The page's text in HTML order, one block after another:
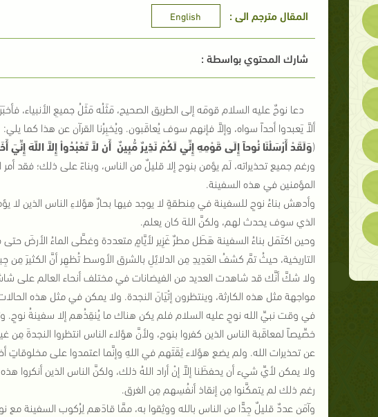
المقال مترجم الى : English
شارك المحتوي بواسطة :
دعا نوحٌ عليه السلام قومَه إلى الطريق الصحيح، مَثَلُه مَثَلُ جميعِ الأنبياء،
ألاَّ يَعبدوا أحداً سواه، وإلاَّ فإنهم سوف يُعاقَبون. ويُخبِرُنا القرآن عن هذا كما يلي:
(وَلَقَدْ أَرْسَلْنَا نُوحاً إِلَى قَوْمِهِ إِنِّي لَكُمْ نَذِيرٌ مُّبِينٌ أَن لاَّ تَعْبُدُواْ إِلاَّ اللّهَ
ورغم جميع تحذيراته، لَم يؤمن بنوح إلا قليلٌ من الناس، وبناءً على ذلك؛ فقد
المؤمنين في هذه السفينة.
وأدهش بناءُ نوحٍ للسفينة في مِنطقةٍ لا يوجد فيها بحارٌ هؤلاءِ الناس الذين لا
الذي سوف يحدث لهم، ولكنَّ اللهَ كان يعلم.
وحين اكتَمَل بناءُ السفينة هَطَل مطرٌ غَزِير لأيَّامٍ متعددة وغطَّى الماءُ الأرضَ
التاريخية، حيثُ تمَّ كشفُ العَدِيدِ مِن الدلائِلِ بالشرق الأوسط تُظهِر أنَّ الكثيرَ مِن
ولا شكَّ أنَّك قد شاهدت العديد من الفيضانات في مختلف أنحاء العالم على
مواجهة مثل هذه الكارثة، وينتظرون إتْيَانَ النجدة. ولا يمكن في مثل هذه الحالات
في وقت نبيِّ الله نوحٍ عليه السلام فلم يكن هناك ما يُنقِذُهم إلا سفينةُ نوحٍ.
خصِّيصاً لمعاقَبة الناس الذين كفروا بنوح، ولأنَّ هؤلاء الناس انتظروا النجدةَ مِن
عن تحذيرات الله. ولم يضع هؤلاء ثِقَتَهم في اللهِ وإنَّما اعتمدوا على مخلوقاتٍ
ولا يمكن لأيِّ شيء أن يحفظَنا إلاَّ إنْ أراد اللهُ ذلك، ولكنَّ الناس الذين أنكروا
رغم ذلك لم يتمكَّنوا مِن إنقاذ أنفُسِهم مِن الغرق.
وآمَن عددٌ قليلٌ جِدًّا من الناس بالله ووثِقوا به، ممَّا قادَهم لِرُكوب السفينة